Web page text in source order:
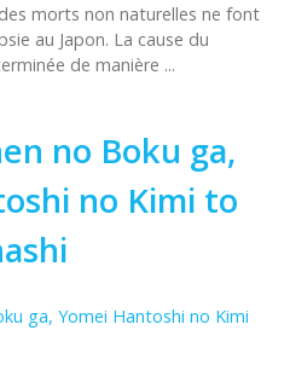
morts non naturelles ne font
au Japon. La cause du
de manière ...
no Boku ga,
no Kimi to